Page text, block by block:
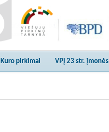
Kuro pirkimai VPĮ 23 str. įmonės